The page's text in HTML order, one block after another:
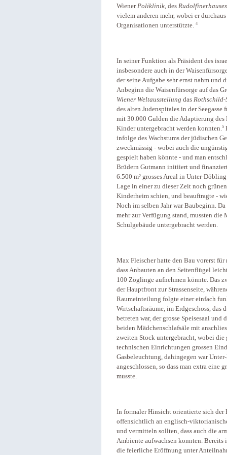
Wiener Poliklinik , des Rudolfinerhauses
vielem anderen mehr, wobei er
Organisationen unterstützte.
4
In seiner Funktion als Präsident des
insbesondere auch in der
der seine Aufgabe sehr ernst nahm und
Anbeginn die Waisenfürsorge auf das
Wiener Weltausstellung das
des alten Judenspitales in der
mit 30.000 Gulden die Adaptierung
Kinder untergebracht werden konnten.5
infolge des Wachstums der jüdischen
zweckmässig - wobei auch die
gespielt haben könnte - und man
Brüdern Gutmann initiiert und
6.500 m² grosses Areal in Unter-
Lage in einer zu dieser Zeit noch
Kinderheim schien, und beauftragte -
Noch im selben Jahr war Baubeginn.
mehr zur Verfügung stand, mussten
Schulgebäude untergebracht werden.
Max Fleischer hatte den Bau vorerst
dass Anbauten an den Seitenflügel
100 Zöglinge aufnehmen könnte. Das
der Hauptfront zur Strassenseite,
Raumeinteilung folgte einer einfach
Wirtschaftsräume, im Erdgeschoss,
betreten war, der grosse Speisesaal
beiden Mädchenschlafsäle mit
zweiten Stock untergebracht, wobei die
technischen Einrichtungen grossen
Gasbeleuchtung, dahingegen war
angeschlossen, so dass man extra eine
musste.
In formaler Hinsicht orientierte sich
offensichtlich an englisch-
und vermitteln sollten, dass auch die
Ambiente aufwachsen konnten.
die feierliche Eröffnung unter